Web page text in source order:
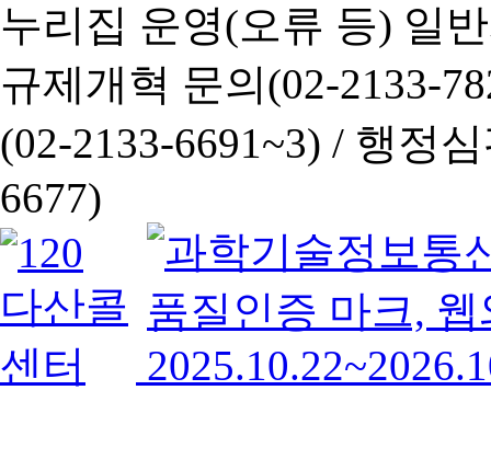
누리집 운영(오류 등) 일
규제개혁 문의(02-2133-
(02-2133-6691~3) / 행정심
6677)